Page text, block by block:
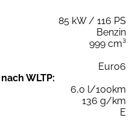
85 kW / 116 PS
Benzin
999 cm³
Euro6
WLTP:
6,0 l/100km
136 g/km
E